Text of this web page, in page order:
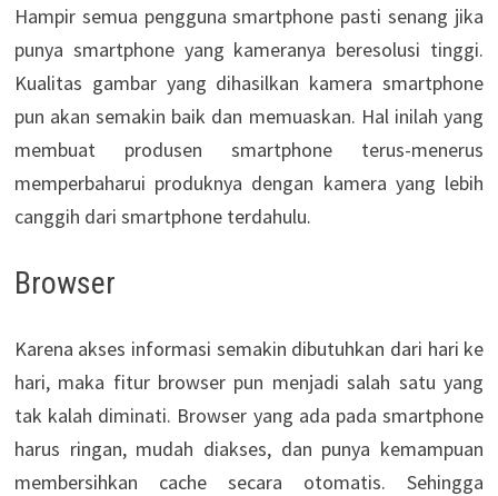
Hampir semua pengguna smartphone pasti senang jika
punya smartphone yang kameranya beresolusi tinggi.
Kualitas gambar yang dihasilkan kamera smartphone
pun akan semakin baik dan memuaskan. Hal inilah yang
membuat produsen smartphone terus-menerus
memperbaharui produknya dengan kamera yang lebih
canggih dari smartphone terdahulu.
Browser
Karena akses informasi semakin dibutuhkan dari hari ke
hari, maka fitur browser pun menjadi salah satu yang
tak kalah diminati. Browser yang ada pada smartphone
harus ringan, mudah diakses, dan punya kemampuan
membersihkan cache secara otomatis. Sehingga